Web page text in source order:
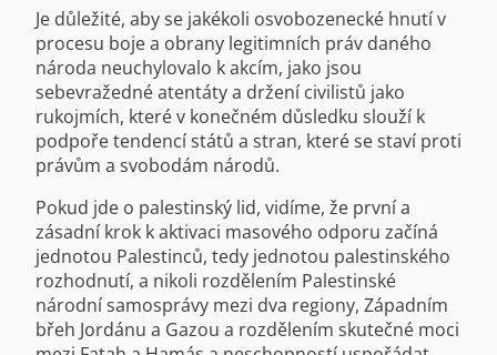
Je důležité, aby se jakékoli osvobozenecké hnutí v
procesu boje a obrany legitimních práv daného
národa neuchylovalo k akcím, jako jsou
sebevražedné atentáty a držení civilistů jako
rukojmích, které v konečném důsledku slouží k
podpoře tendencí států a stran, které se staví proti
právům a svobodám národů.
Pokud jde o palestinský lid, vidíme, že první a
zásadní krok k aktivaci masového odporu začíná
jednotou Palestinců, tedy jednotou palestinského
rozhodnutí, a nikoli rozdělením Palestinské
národní samosprávy mezi dva regiony, Západním
břeh Jordánu a Gazou a rozdělením skutečné moci